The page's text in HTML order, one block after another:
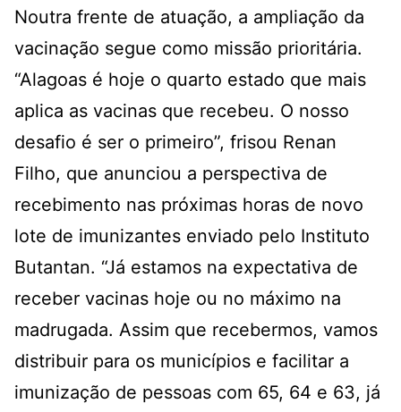
Noutra frente de atuação, a ampliação da
vacinação segue como missão prioritária.
“Alagoas é hoje o quarto estado que mais
aplica as vacinas que recebeu. O nosso
desafio é ser o primeiro”, frisou Renan
Filho, que anunciou a perspectiva de
recebimento nas próximas horas de novo
lote de imunizantes enviado pelo Instituto
Butantan. “Já estamos na expectativa de
receber vacinas hoje ou no máximo na
madrugada. Assim que recebermos, vamos
distribuir para os municípios e facilitar a
imunização de pessoas com 65, 64 e 63, já